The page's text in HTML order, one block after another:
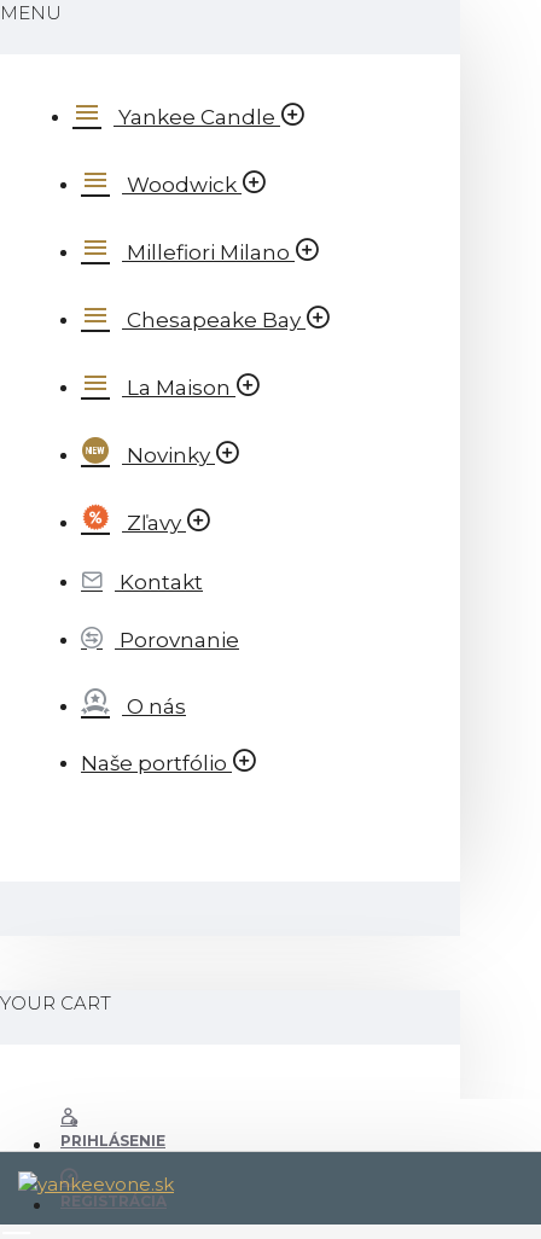
MENU
Yankee Candle
Woodwick
Millefiori Milano
Chesapeake Bay
La Maison
Novinky
Zľavy
Kontakt
Porovnanie
O nás
Naše portfólio
YOUR CART
PRIHLÁSENIE
REGISTRÁCIA